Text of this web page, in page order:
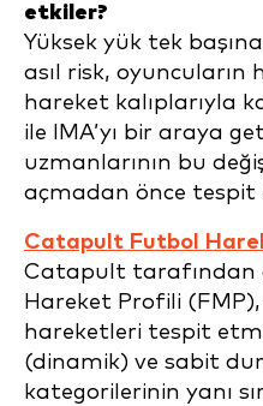
etkiler?
Yüksek yük tek
asıl risk, oyuncuların
hareket kalıplarıyla
ile IMA’yı bir araya
uzmanlarının bu
açmadan önce tespit
Catapult Futbol
Catapult tarafından
Hareket Profili
hareketleri tespit
(dinamik) ve sabit
kategorilerinin yanı